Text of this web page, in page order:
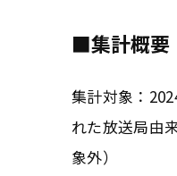
■集計概要
集計対象：
れた放送局由
象外）